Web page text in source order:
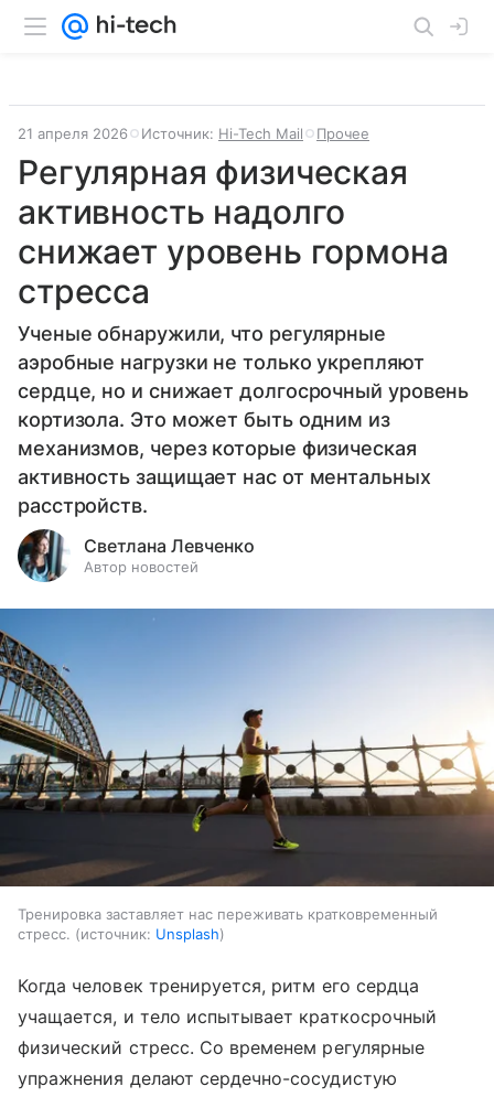
21 апреля 2026 Источник: Hi-Tech Mail Прочее
Регулярная физическая
активность надолго
снижает уровень гормона
стресса
Ученые обнаружили, что регулярные
аэробные нагрузки не только укрепляют
сердце, но и снижает долгосрочный уровень
кортизола. Это может быть одним из
механизмов, через которые физическая
активность защищает нас от ментальных
расстройств.
Светлана Левченко
Автор новостей
Тренировка заставляет нас переживать кратковременный
стресс.
источник: Unsplash
Когда человек тренируется, ритм его сердца
учащается, и тело испытывает краткосрочный
физический стресс. Со временем регулярные
упражнения делают сердечно-сосудистую